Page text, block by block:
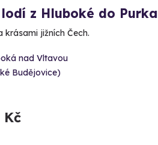
z Hluboké do
krásami jižních Čech.
nad Vltavou
Budějovice)
Kč